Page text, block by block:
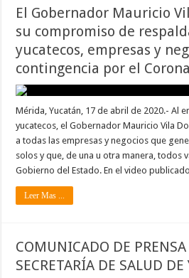
El Gobernador Mauricio
su compromiso de
yucatecos, empresas y
contingencia por el
Mérida, Yucatán, 17 de abril de 2020.- Al
yucatecos, el Gobernador Mauricio Vila
a todas las empresas y negocios que
solos y que, de una u otra manera, todos
Gobierno del Estado. En el video
Leer Mas ...
COMUNICADO DE
SECRETARÍA DE SALUD DE